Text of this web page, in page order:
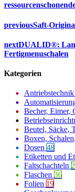
previousSaft-
nextDUALID®:
Fertigmenuschalen
Kategorien
Antriebstechnik
Becher, Eimer,
Beutel, Säcke,
Boxen,
Dosen 48
Etiketten und
Faltschachteln
Flaschen 36
Folien 19